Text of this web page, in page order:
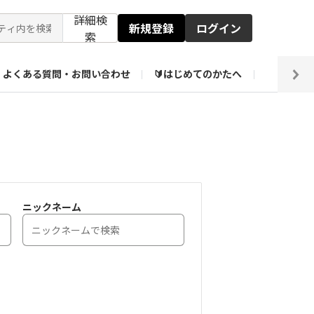
詳細検
索
新規登録 ログイン
よくある質問・お問い合わせ 🔰はじめてのかたへ 編集
ニックネーム